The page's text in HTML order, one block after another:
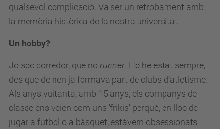
qualsevol complicació. Va ser un retrobament amb
la memòria històrica de la nostra universitat.
Un hobby?
Jo sóc corredor, que no runner . Ho he estat sempre,
des que de nen ja formava part de clubs d’atletisme.
Als anys vuitanta, amb 15 anys, els companys de
classe ens veien com uns 'frikis' perquè, en lloc de
jugar a futbol o a bàsquet, estàvem obsessionats